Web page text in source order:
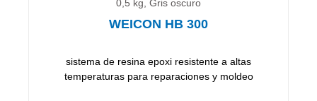
0,5 kg, Gris oscuro
WEICON HB 300
sistema de resina epoxi resistente a altas
temperaturas para reparaciones y moldeo